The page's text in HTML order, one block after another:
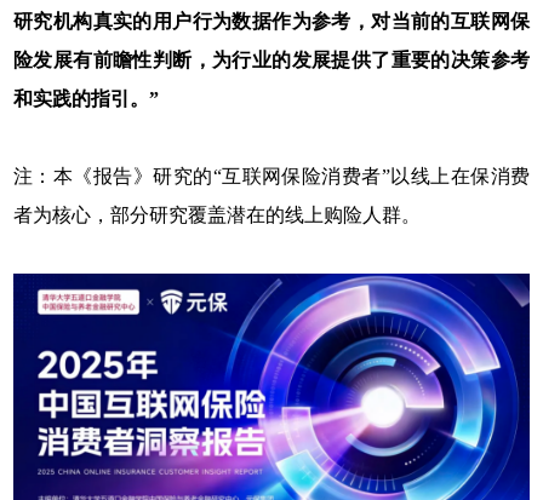
研究机构真实的用户行为数据作为参考，对当前的互联网保
险发展有前瞻性判断，为行业的发展提供了重要的决策参考
和实践的指引。”
注：本《报告》研究的“互联网保险消费者”以线上在保消费
者为核心，部分研究覆盖潜在的线上购险人群。